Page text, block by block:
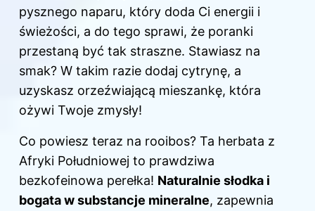
pysznego naparu, który doda Ci energii i
świeżości, a do tego sprawi, że poranki
przestaną być tak straszne. Stawiasz na
smak? W takim razie dodaj cytrynę, a
uzyskasz orzeźwiającą mieszankę, która
ożywi Twoje zmysły!
Co powiesz teraz na rooibos? Ta herbata z
Afryki Południowej to prawdziwa
bezkofeinowa perełka! Naturalnie słodka i
bogata w substancje mineralne, zapewnia